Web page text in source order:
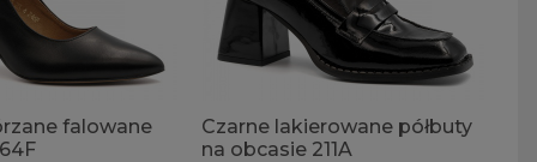
falowane
Czarne lakierowane półbuty
na obcasie 211A